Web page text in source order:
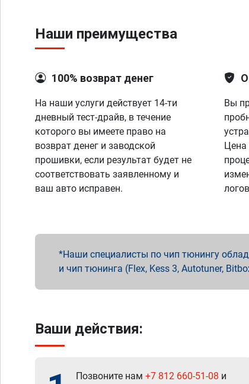
Наши преимущества
100% возврат денег
На наши услуги действует 14-ти
дневный тест-драйв, в течение
которого вы имеете право на
возврат денег и заводской
прошивки, если результат будет не
соответствовать заявленному и
ваш авто исправен.
Вы
Цена
Наши специалисты по чип тюнингу
и чип тюнинга (Flex, Kess 3, Autotuner,
Ваши действия:
Позвоните нам +7 812 660-51-08 и